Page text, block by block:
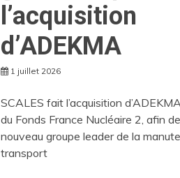
l’acquisition
d’ADEKMA
1 juillet 2026
SCALES fait l’acquisition
du Fonds France Nucléaire 2, afin
nouveau groupe leader de la
transport